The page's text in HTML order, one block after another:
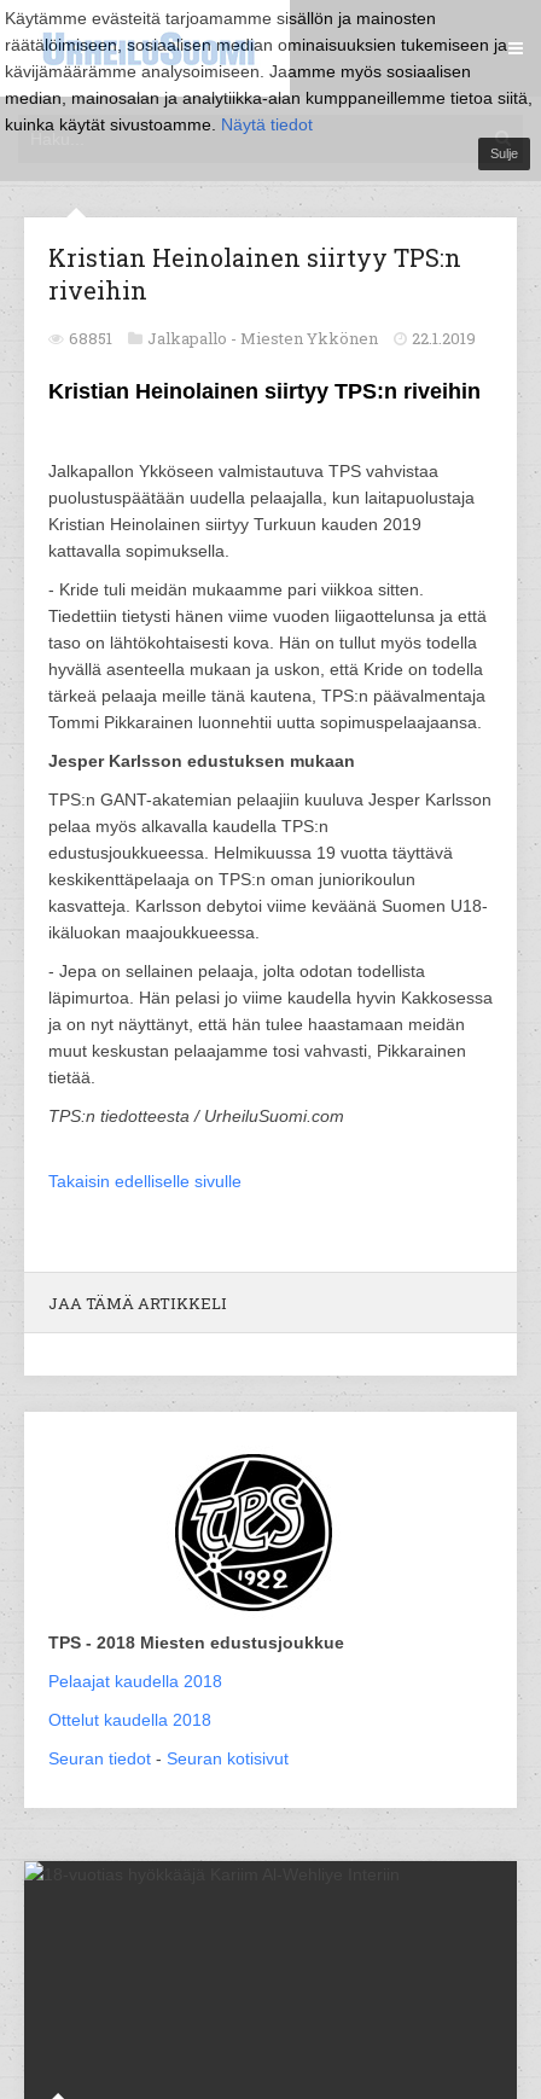
Käytämme evästeitä tarjoamamme sisällön ja mainosten
räätälöimiseen, sosiaalisen median ominaisuuksien tukemiseen ja
kävijämäärämme analysoimiseen. Jaamme myös sosiaalisen
median, mainosalan ja analytiikka-alan kumppaneillemme tietoa siitä,
kuinka käytät sivustoamme. Näytä tiedot
Sulje
Kristian Heinolainen siirtyy TPS:n
riveihin
68851 Jalkapallo - Miesten Ykkönen 22.1.2019
Kristian Heinolainen siirtyy TPS:n riveihin
Jalkapallon Ykköseen valmistautuva TPS vahvistaa
puolustuspäätään uudella pelaajalla, kun laitapuolustaja
Kristian Heinolainen siirtyy Turkuun kauden 2019
kattavalla sopimuksella.
- Kride tuli meidän mukaamme pari viikkoa sitten.
Tiedettiin tietysti hänen viime vuoden liigaottelunsa ja että
taso on lähtökohtaisesti kova. Hän on tullut myös todella
hyvällä asenteella mukaan ja uskon, että Kride on todella
tärkeä pelaaja meille tänä kautena, TPS:n päävalmentaja
Tommi Pikkarainen luonnehtii uutta sopimuspelaajaansa.
Jesper Karlsson edustuksen mukaan
TPS:n GANT-akatemian pelaajiin kuuluva Jesper Karlsson
pelaa myös alkavalla kaudella TPS:n
edustusjoukkueessa. Helmikuussa 19 vuotta täyttävä
keskikenttäpelaaja on TPS:n oman juniorikoulun
kasvatteja. Karlsson debytoi viime keväänä Suomen U18-
ikäluokan maajoukkueessa.
- Jepa on sellainen pelaaja, jolta odotan todellista
läpimurtoa. Hän pelasi jo viime kaudella hyvin Kakkosessa
ja on nyt näyttänyt, että hän tulee haastamaan meidän
muut keskustan pelaajamme tosi vahvasti, Pikkarainen
tietää.
TPS:n tiedotteesta / UrheiluSuomi.com
Takaisin edelliselle sivulle
JAA TÄMÄ ARTIKKELI
TPS - 2018 Miesten edustusjoukkue
Pelaajat kaudella 2018
Ottelut kaudella 2018
Seuran tiedot - Seuran kotisivut